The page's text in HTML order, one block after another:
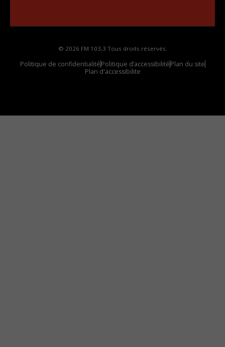
© 2026 FM 103,3 Tous droits réservés.
Politique de confidentialitéPolitique d’accessibilitéPlan du site
Plan d'accessibilite